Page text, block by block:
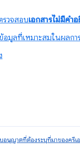
รวจสอบเอกสารไม่มีคำ
อมูลที่เหมาะสมในผลกา
อนุญาตที่ต้องระบุที่มาของครี